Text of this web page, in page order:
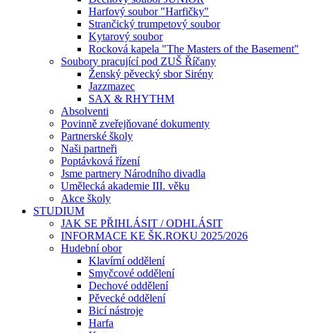
Harfový soubor "Harfičky"
Strančický trumpetový soubor
Kytarový soubor
Rocková kapela "The Masters of the Basement"
Soubory pracující pod ZUŠ Říčany
Ženský pěvecký sbor Sirény
Jazzmazec
SAX & RHYTHM
Absolventi
Povinně zveřejňované dokumenty
Partnerské školy
Naši partneři
Poptávková řízení
Jsme partnery Národního divadla
Umělecká akademie III. věku
Akce školy
STUDIUM
JAK SE PŘIHLÁSIT / ODHLÁSIT
INFORMACE KE ŠK.ROKU 2025/2026
Hudební obor
Klavírní oddělení
Smyčcové oddělení
Dechové oddělení
Pěvecké oddělení
Bicí nástroje
Harfa